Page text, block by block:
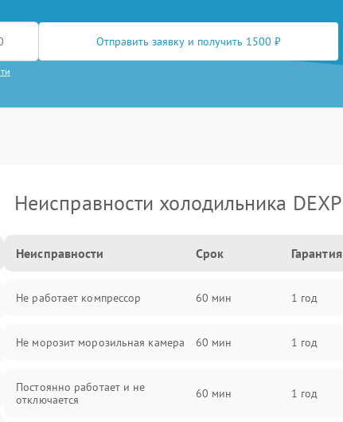
Отправить заявку и получить 1500 ₽
Неисправности холодильника DEXP
Неисправности Срок Гарантия
Не работает компрессор 60 мин 1 год
Не морозит морозильная камера 60 мин 1 год
Постоянно работает и не
отключается
60 мин 1 год